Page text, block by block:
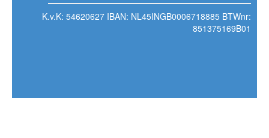
K.v.K: 54620627 IBAN: NL45INGB0006718885 BTWnr:
851375169B01